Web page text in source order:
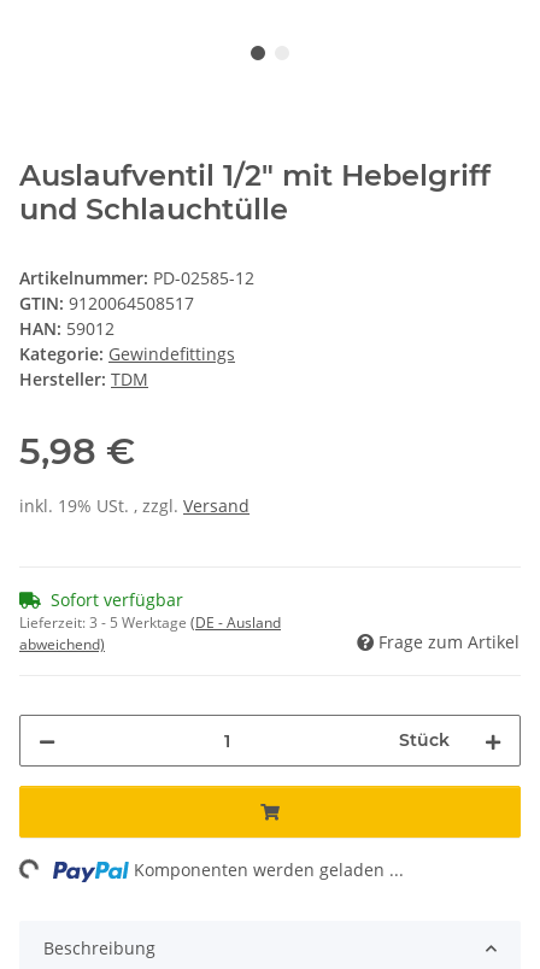
Auslaufventil 1/2" mit Hebelgriff
und Schlauchtülle
Artikelnummer: PD-02585-12
GTIN: 9120064508517
HAN: 59012
Kategorie: Gewindefittings
Hersteller: TDM
5,98 €
inkl. 19% USt. , zzgl. Versand
Sofort verfügbar
Lieferzeit:3 - 5 Werktage (DE - Ausland
abweichend)
Frage zum Artikel
Stück
Komponenten werden geladen ...
Beschreibung